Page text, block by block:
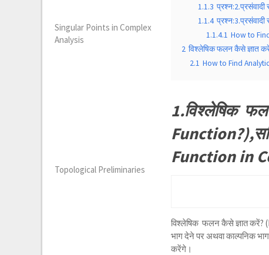
1.1.3
1.1.4
1.1.4.1 How to
2 विश्लेषिक फलन कैसे ज्ञात
2.1 How to Find
1.विश्लेषिक
Function in
विश्लेषिक फलन कैसे ज्ञात करें?
भाग देने पर अथवा काल्पनिक
करेंगे।
Singular Points in Complex
Analysis
Topological Preliminaries